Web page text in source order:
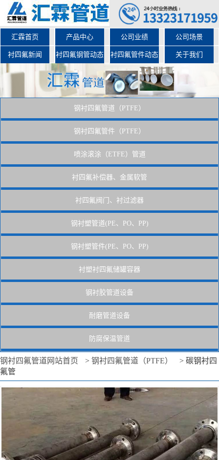
汇霖首页 产品中心 公司业绩 公司场景
衬四氟新闻 衬四氟钢管动态 衬四氟管件动态 关于我们
钢衬四氟管道（PTFE）
钢衬四氟管件（PTFE）
喷涂滚涂（ETFE）管道
衬四氟补偿器、金属软管
衬四氟阀门、衬过滤器
钢衬塑管道(PE、PO、PP)
钢衬塑管件(PE、PO、PP)
衬塑衬四氟储罐容器
钢衬胶管道设备
耐磨管道设备
防腐保温管道
钢衬四氟管道网站首页 > 钢衬四氟管道（PTFE） > 碳钢衬四
氟管